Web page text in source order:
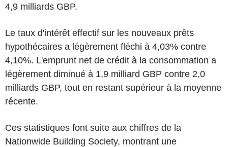
4,9 milliards GBP.
Le taux d'intérêt effectif sur les nouveaux prêts
hypothécaires a légèrement fléchi à 4,03% contre
4,10%. L'emprunt net de crédit à la consommation a
légèrement diminué à 1,9 milliard GBP contre 2,0
milliards GBP, tout en restant supérieur à la moyenne
récente.
Ces statistiques font suite aux chiffres de la
Nationwide Building Society, montrant une